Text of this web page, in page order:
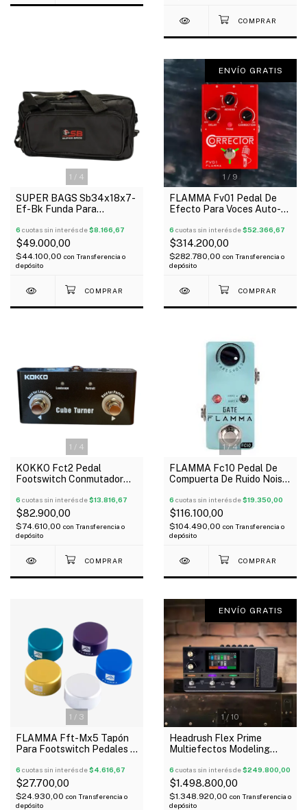
1 / 4
SUPER BAGS Sb34x18x7-
Ef-Bk Funda Para
Acolchada 10Mm
6 cuotas sin interés de$8.166,67
$49.000,00
$44.100,00 con Transferencia o
depósito
1 / 9
ENVÍO GRATIS
FLAMMA Fv01 Pedal De
Efecto Para Voces Auto-
6 cuotas sin interés de$52.366,67
$314.200,00
$282.780,00 con Transferencia o
depósito
1 / 4
KOKKO Fct2 Pedal
Footswitch Conmutador
6 cuotas sin interés de$13.816,67
$82.900,00
$74.610,00 con Transferencia o
depósito
1/4
FLAMMA Fc10 Pedal De
Compuerta De Ruido Noise
6 cuotas sin interés de$19.350,00
$116.100,00
$104.490,00 con Transferencia o
depósito
1 / 3
FLAMMA Fft-Mx5 Tapón
Para Footswitch Pedales X
6 cuotas sin interés de$4.616,67
$27.700,00
$24.930,00 con Transferencia o
depósito
1 / 10
ENVÍO GRATIS
Headrush Flex Prime
Multiefectos Modeling
Wi-Fi
6 cuotas sin interés de$249.800,00
$1.498.800,00
$1.348.920,00 con Transferencia o
depósito